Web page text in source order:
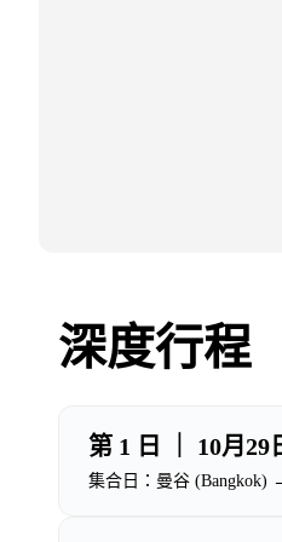
深度行程
第 1 日 ｜ 10月
集合日：曼谷 (Bangkok)